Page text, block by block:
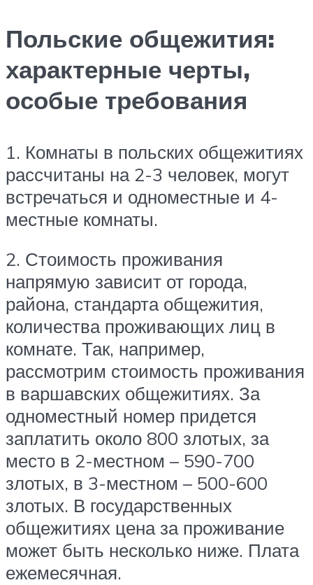
Польские общежития:
характерные черты,
особые требования
1. Комнаты в польских общежитиях
рассчитаны на 2-3 человек, могут
встречаться и одноместные и 4-
местные комнаты.
2. Стоимость проживания
напрямую зависит от города,
района, стандарта общежития,
количества проживающих лиц в
комнате. Так, например,
рассмотрим стоимость проживания
в варшавских общежитиях. За
одноместный номер придется
заплатить около 800 злотых, за
место в 2-местном – 590-700
злотых, в 3-местном – 500-600
злотых. В государственных
общежитиях цена за проживание
может быть несколько ниже. Плата
ежемесячная.